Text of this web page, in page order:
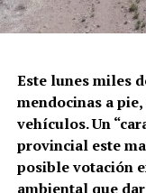
Correpi (la
institucional),
directo al cuerpo.
cartuchería
Este lunes miles
mendocinas a
vehículos. Un
provincial este
posible votación
ambiental que